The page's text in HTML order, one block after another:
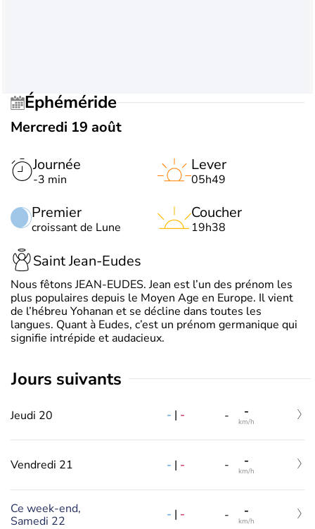
Éphéméride
Mercredi 19 août
Journée
-3 min
Premier
croissant de Lune
Lever
05h49
Coucher
19h38
Saint Jean-Eudes
Nous fêtons JEAN-EUDES. Jean est l’un des prénom les
plus populaires depuis le Moyen Age en Europe. Il vient
de l’hébreu Yohanan et se décline dans toutes les
langues. Quant à Eudes, c’est un prénom germanique qui
signifie intrépide et audacieux.
jours suivants
Jeudi 20 - | - - -
km/h
Vendredi 21 - | - - -
km/h
Ce week-end,
Samedi 22
- | - - -
km/h